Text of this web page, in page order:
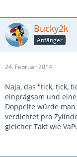
Bucky2k
Anfänger
24. Februar 2014
Naja, das "tick, tick,
einprägsam und
Doppelte würde
verdichtet pro
gleicher Takt wie